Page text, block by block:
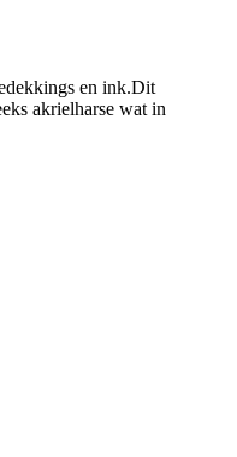
en ink.Dit
akrielharse wat in